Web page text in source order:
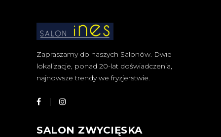
Zapraszamy do naszych Salonów. Dwie
lokalizacje, ponad 20-lat doświadczenia,
najnowsze trendy we fryzjerstwie.
SALON ZWYCIĘSKA